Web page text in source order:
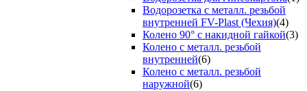
Водорозетка с металл. резьбой
внутренней FV-Plast (Чехия)(4)
Колено 90° с накидной гайкой(3)
Колено с металл. резьбой
внутренней(6)
Колено с металл. резьбой
наружной(6)